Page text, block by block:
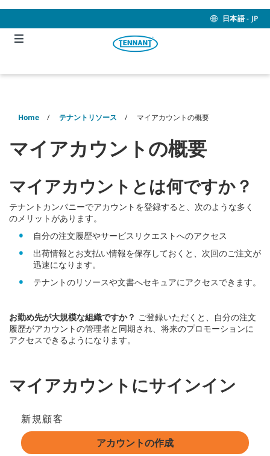
content
navigation
menu
日本語 - JP
Home テナントリソース マイアカウントの概要
マイアカウントの概要
マイアカウントとは何ですか？
テナントカンパニーでアカウントを登録すると、次のような多く
のメリットがあります。
自分の注文履歴やサービスリクエストへのアクセス
出荷情報とお支払い情報を保存しておくと、次回のご注文が
迅速になります。
テナントのリソースや文書へセキュアにアクセスできます。
お勤め先が大規模な組織ですか？ ご登録いただくと、自分の注文
履歴がアカウントの管理者と同期され、将来のプロモーションに
アクセスできるようになります。
マイアカウントにサインイン
新規顧客
アカウントの作成